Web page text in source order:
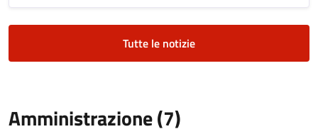
Tutte le notizie
Amministrazione (7)